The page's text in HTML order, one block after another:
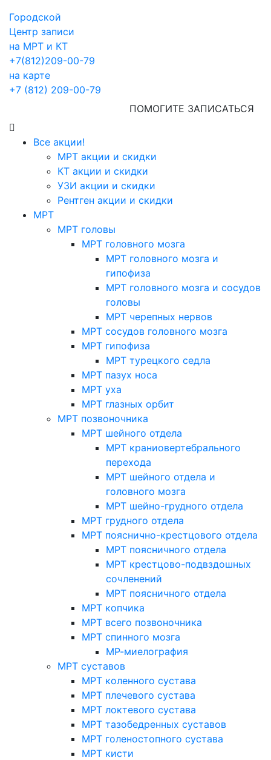
Городской
Центр записи
на МРТ и КТ
+7(812)209-00-79
на карте
+7 (812) 209-00-79
ПОМОГИТЕ ЗАПИСАТЬСЯ
Все акции!
МРТ акции и скидки
КТ акции и скидки
УЗИ акции и скидки
Рентген акции и скидки
МРТ
МРТ головы
МРТ головного мозга
МРТ головного мозга и
гипофиза
МРТ головного мозга и сосудов
головы
МРТ черепных нервов
МРТ сосудов головного мозга
МРТ гипофиза
МРТ турецкого седла
МРТ пазух носа
МРТ уха
МРТ глазных орбит
МРТ позвоночника
МРТ шейного отдела
МРТ краниовертебрального
перехода
МРТ шейного отдела и
головного мозга
МРТ шейно-грудного отдела
МРТ грудного отдела
МРТ пояснично-крестцового отдела
МРТ поясничного отдела
МРТ крестцово-подвздошных
сочленений
МРТ поясничного отдела
МРТ копчика
МРТ всего позвоночника
МРТ спинного мозга
МР-миелография
МРТ суставов
МРТ коленного сустава
МРТ плечевого сустава
МРТ локтевого сустава
МРТ тазобедренных суставов
МРТ голеностопного сустава
МРТ кисти